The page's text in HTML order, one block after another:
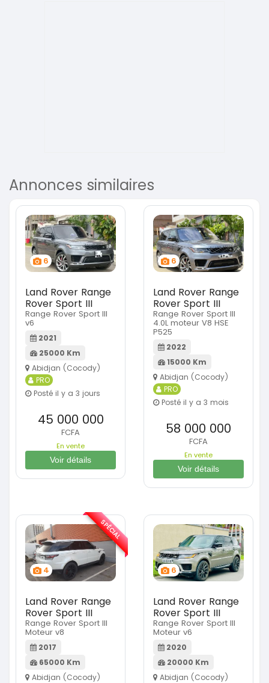
Annonces similaires
6
Land Rover Range
Rover Sport III
Range Rover Sport III
v6
2021
25000 Km
Abidjan (Cocody)
PRO
Posté il y a 3 jours
45 000 000
FCFA
En vente
Voir détails
6
Land Rover Range
Rover Sport III
Range Rover Sport III
4.0L moteur V8 HSE
P525
2022
15000 Km
Abidjan (Cocody)
PRO
Posté il y a 3 mois
58 000 000
FCFA
En vente
Voir détails
4
Land Rover Range
Rover Sport III
Range Rover Sport III
Moteur v8
2017
65000 Km
Abidjan (Cocody)
SPÉCIAL
6
Land Rover Range
Rover Sport III
Range Rover Sport III
Moteur v6
2020
20000 Km
Abidjan (Cocody)